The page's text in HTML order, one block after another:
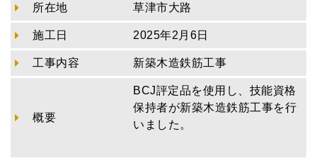
所在地 草津市大路
施工日 2025年2月6日
工事内容 新築木造鉄筋工事
概要
BCJ評定品を使用し、技能資格
保持者が新築木造鉄筋工事を行
いました。